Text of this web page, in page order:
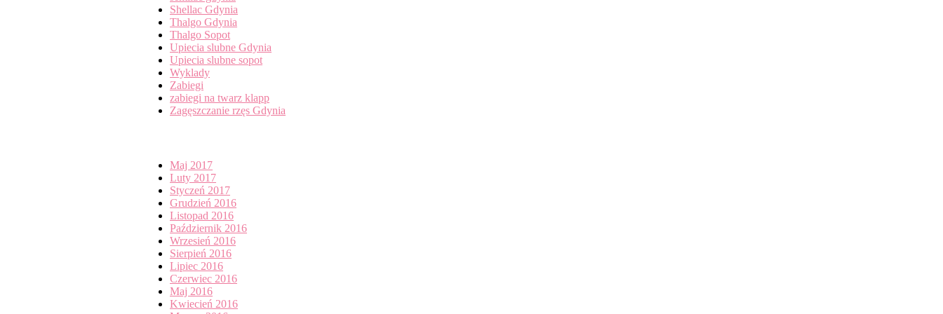
Shellac Gdynia
Thalgo Gdynia
Thalgo Sopot
Upiecia slubne Gdynia
Upiecia slubne sopot
Wyklady
Zabiegi
zabiegi na twarz klapp
Zagęszczanie rzęs Gdynia
Maj 2017
Luty 2017
Styczeń 2017
Grudzień 2016
Listopad 2016
Październik 2016
Wrzesień 2016
Sierpień 2016
Lipiec 2016
Czerwiec 2016
Maj 2016
Kwiecień 2016